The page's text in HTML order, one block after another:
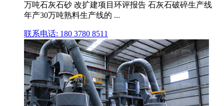
万吨石灰石砂 改扩建项目环评报告 石灰石破碎生产线
年产30万吨熟料生产线的 ...
联系电话: 180 3780 8511